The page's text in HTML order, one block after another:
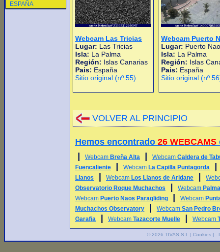
ESPAÑA
Webcam Las Tricias
Lugar: Las Tricias
Isla: La Palma
Región: Islas Canarias
Pais: España
Sitio original (nº 55)
Webcam Puerto
Lugar: Puerto
Isla: La Palma
Región: Islas
Pais: España
Sitio original (nº
VOLVER AL PRINCIPIO
Hemos encontrado 26 WEBCAMS
Webcam Breña Alta Webcam Caldera de
Fuencaliente
Webcam La Capilla Puntagorda
Llanos Webcam Los Llanos de Aridane
Observatorio Roque Muchachos
Webcam
Webcam Puerto Naos Paragliding Webcam
Muchachos Observatory
Webcam San Pedro
Garafia
Webcam Tazacorte Muelle Webcam
© 2026 TIVAS S.L | Cookies| -